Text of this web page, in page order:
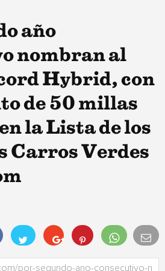
año
nombran al
Hybrid, con
de 50 millas
la Lista de los
Carros Verdes